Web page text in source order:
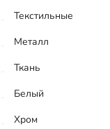
Текстильные
Металл
Ткань
Белый
Хром